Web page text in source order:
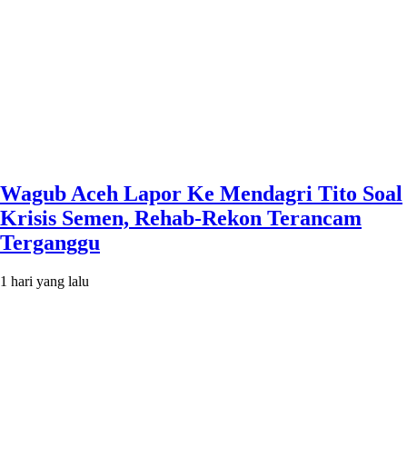
Wagub Aceh Lapor Ke Mendagri Tito Soal
Krisis Semen, Rehab-Rekon Terancam
Terganggu
1 hari yang lalu